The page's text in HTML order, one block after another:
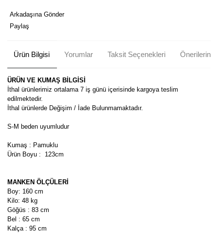
Arkadaşına Gönder
Paylaş
Ürün Bilgisi Yorumlar Taksit Seçenekleri Önerileriniz
ÜRÜN VE KUMAŞ BİLGİSİ
İthal ürünlerimiz ortalama 7 iş günü içerisinde kargoya teslim
edilmektedir.
İthal ürünlerde Değişim / İade Bulunmamaktadır.
S-M beden uyumludur
Kumaş : Pamuklu
Ürün Boyu : 123cm
MANKEN ÖLÇÜLERİ
Boy: 160 cm
Kilo: 48 kg
Göğüs : 83 cm
Bel : 65 cm
Kalça : 95 cm